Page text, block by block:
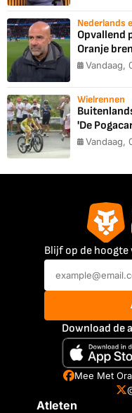
Nederlands
Opvallend
Oranje
Vandaag,
Wielrennen
'De
Vandaag,
Blijf op de hoogte
Download de
Mee Met
Atleten